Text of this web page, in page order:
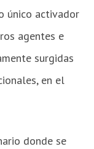
único activador
agentes e
surgidas
en el
donde se